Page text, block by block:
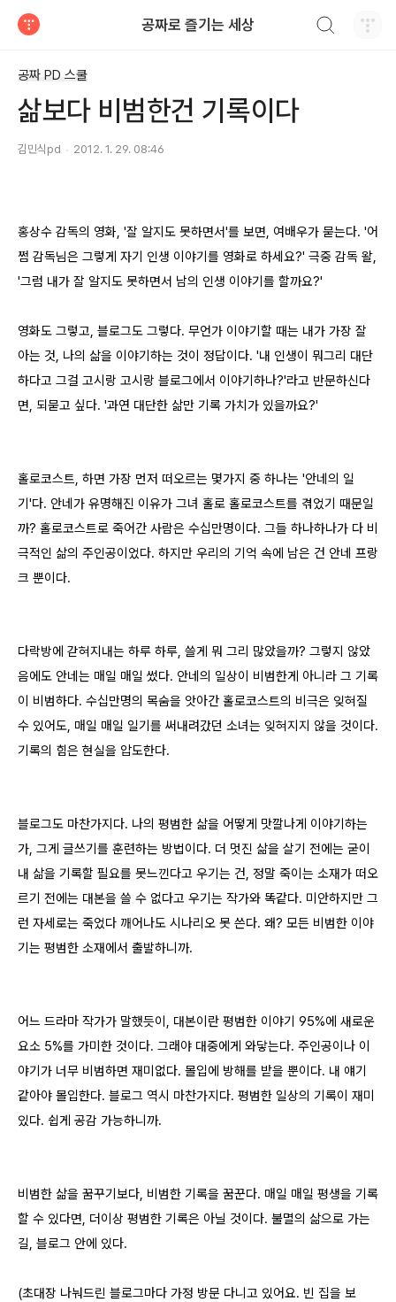
공짜로 즐기는 세상
공짜 PD 스쿨
삶보다 비범한건 기록이다
김민식pd 2012. 1. 29. 08:46
홍상수 감독의 영화, '잘 알지도 못하면서'를 보면, 여배우가 묻는다. '어
쩜 감독님은 그렇게 자기 인생 이야기를 영화로 하세요?' 극중 감독 왈,
'그럼 내가 잘 알지도 못하면서 남의 인생 이야기를 할까요?'
영화도 그렇고, 블로그도 그렇다. 무언가 이야기할 때는 내가 가장 잘
아는 것, 나의 삶을 이야기하는 것이 정답이다. '내 인생이 뭐그리 대단
하다고 그걸 고시랑 고시랑 블로그에서 이야기하나?'라고 반문하신다
면, 되묻고 싶다. '과연 대단한 삶만 기록 가치가 있을까요?'
홀로코스트, 하면 가장 먼저 떠오르는 몇가지 중 하나는 '안네의 일
기'다. 안네가 유명해진 이유가 그녀 홀로 홀로코스트를 겪었기 때문일
까? 홀로코스트로 죽어간 사람은 수십만명이다. 그들 하나하나가 다 비
극적인 삶의 주인공이었다. 하지만 우리의 기억 속에 남은 건 안네 프랑
크 뿐이다.
다락방에 갇혀지내는 하루 하루, 쓸게 뭐 그리 많았을까? 그렇지 않았
음에도 안네는 매일 매일 썼다. 안네의 일상이 비범한게 아니라 그 기록
이 비범하다. 수십만명의 목숨을 앗아간 홀로코스트의 비극은 잊혀질
수 있어도, 매일 매일 일기를 써내려갔던 소녀는 잊혀지지 않을 것이다.
기록의 힘은 현실을 압도한다.
블로그도 마찬가지다. 나의 평범한 삶을 어떻게 맛깔나게 이야기하는
가, 그게 글쓰기를 훈련하는 방법이다. 더 멋진 삶을 살기 전에는 굳이
내 삶을 기록할 필요를 못느낀다고 우기는 건, 정말 죽이는 소재가 떠오
르기 전에는 대본을 쓸 수 없다고 우기는 작가와 똑같다. 미안하지만 그
런 자세로는 죽었다 깨어나도 시나리오 못 쓴다. 왜? 모든 비범한 이야
기는 평범한 소재에서 출발하니까.
어느 드라마 작가가 말했듯이, 대본이란 평범한 이야기 95%에 새로운
요소 5%를 가미한 것이다. 그래야 대중에게 와닿는다. 주인공이나 이
야기가 너무 비범하면 재미없다. 몰입에 방해를 받을 뿐이다. 내 얘기
같아야 몰입한다. 블로그 역시 마찬가지다. 평범한 일상의 기록이 재미
있다. 쉽게 공감 가능하니까.
비범한 삶을 꿈꾸기보다, 비범한 기록을 꿈꾼다. 매일 매일 평생을 기록
할 수 있다면, 더이상 평범한 기록은 아닐 것이다. 불멸의 삶으로 가는
길, 블로그 안에 있다.
(초대장 나눠드린 블로그마다 가정 방문 다니고 있어요. 빈 집을 보